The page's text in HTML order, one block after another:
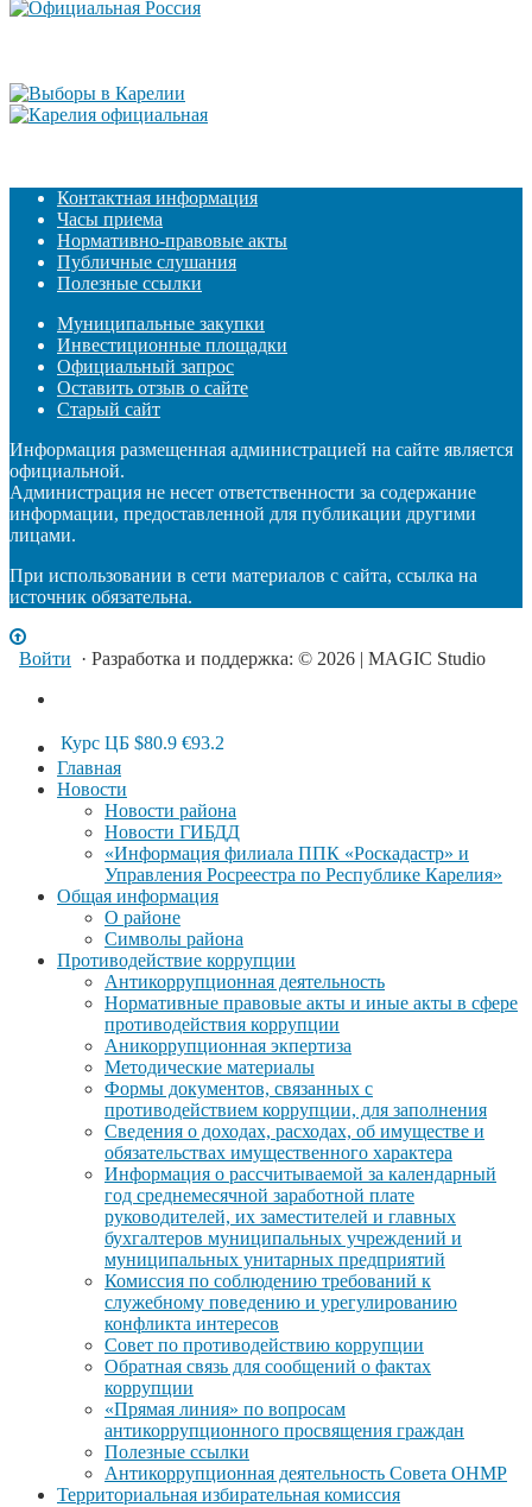
Контактная информация
Часы приема
Нормативно-правовые акты
Публичные слушания
Полезные ссылки
Муниципальные закупки
Инвестиционные площадки
Официальный запрос
Оставить отзыв о сайте
Старый сайт
Информация размещенная администрацией на сайте является
официальной.
Администрация не несет ответственности за содержание
информации, предоставленной для публикации другими
лицами.
При использовании в сети материалов с сайта, ссылка на
источник обязательна.
Войти · Разработка и поддержка: © 2026 | MAGIC Studio
Курс ЦБ $80.9 €93.2
Главная
Новости
Новости района
Новости ГИБДД
«Информация филиала ППК «Роскадастр» и
Управления Росреестра по Республике Карелия»
Общая информация
О районе
Символы района
Противодействие коррупции
Антикоррупционная деятельность
Нормативные правовые акты и иные акты в сфере
противодействия коррупции
Аникоррупционная экпертиза
Методические материалы
Формы документов, связанных с
противодействием коррупции, для заполнения
Сведения о доходах, расходах, об имуществе и
обязательствах имущественного характера
Информация о рассчитываемой за календарный
год среднемесячной заработной плате
руководителей, их заместителей и главных
бухгалтеров муниципальных учреждений и
муниципальных унитарных предприятий
Комиссия по соблюдению требований к
служебному поведению и урегулированию
конфликта интересов
Совет по противодействию коррупции
Обратная связь для сообщений о фактах
коррупции
«Прямая линия» по вопросам
антикоррупционного просвящения граждан
Полезные ссылки
Антикоррупционная деятельность Совета ОНМР
Территориальная избирательная комиссия